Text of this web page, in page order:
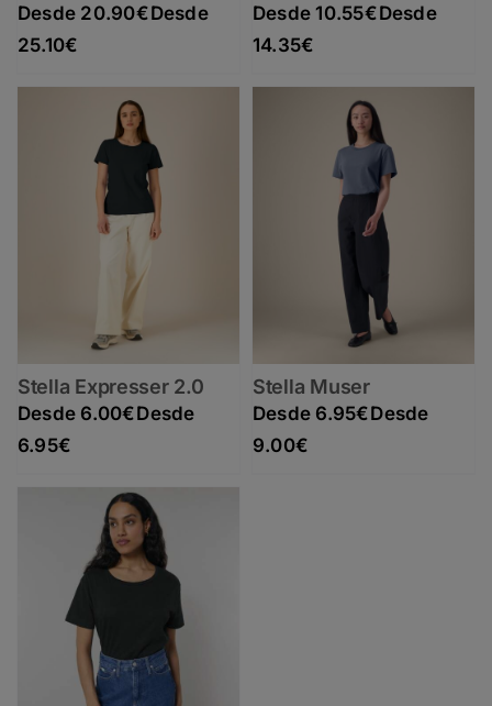
20.90€
25.10€
10.55€
14.35€
Stella Expresser 2.0
6.00€
6.95€
Stella Muser
6.95€
9.00€